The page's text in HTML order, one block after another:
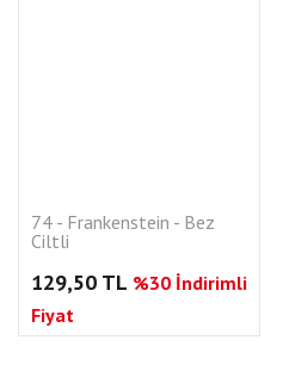
74 - Frankenstein - Bez
Ciltli
129,50 TL %30 İndirimli
Fiyat